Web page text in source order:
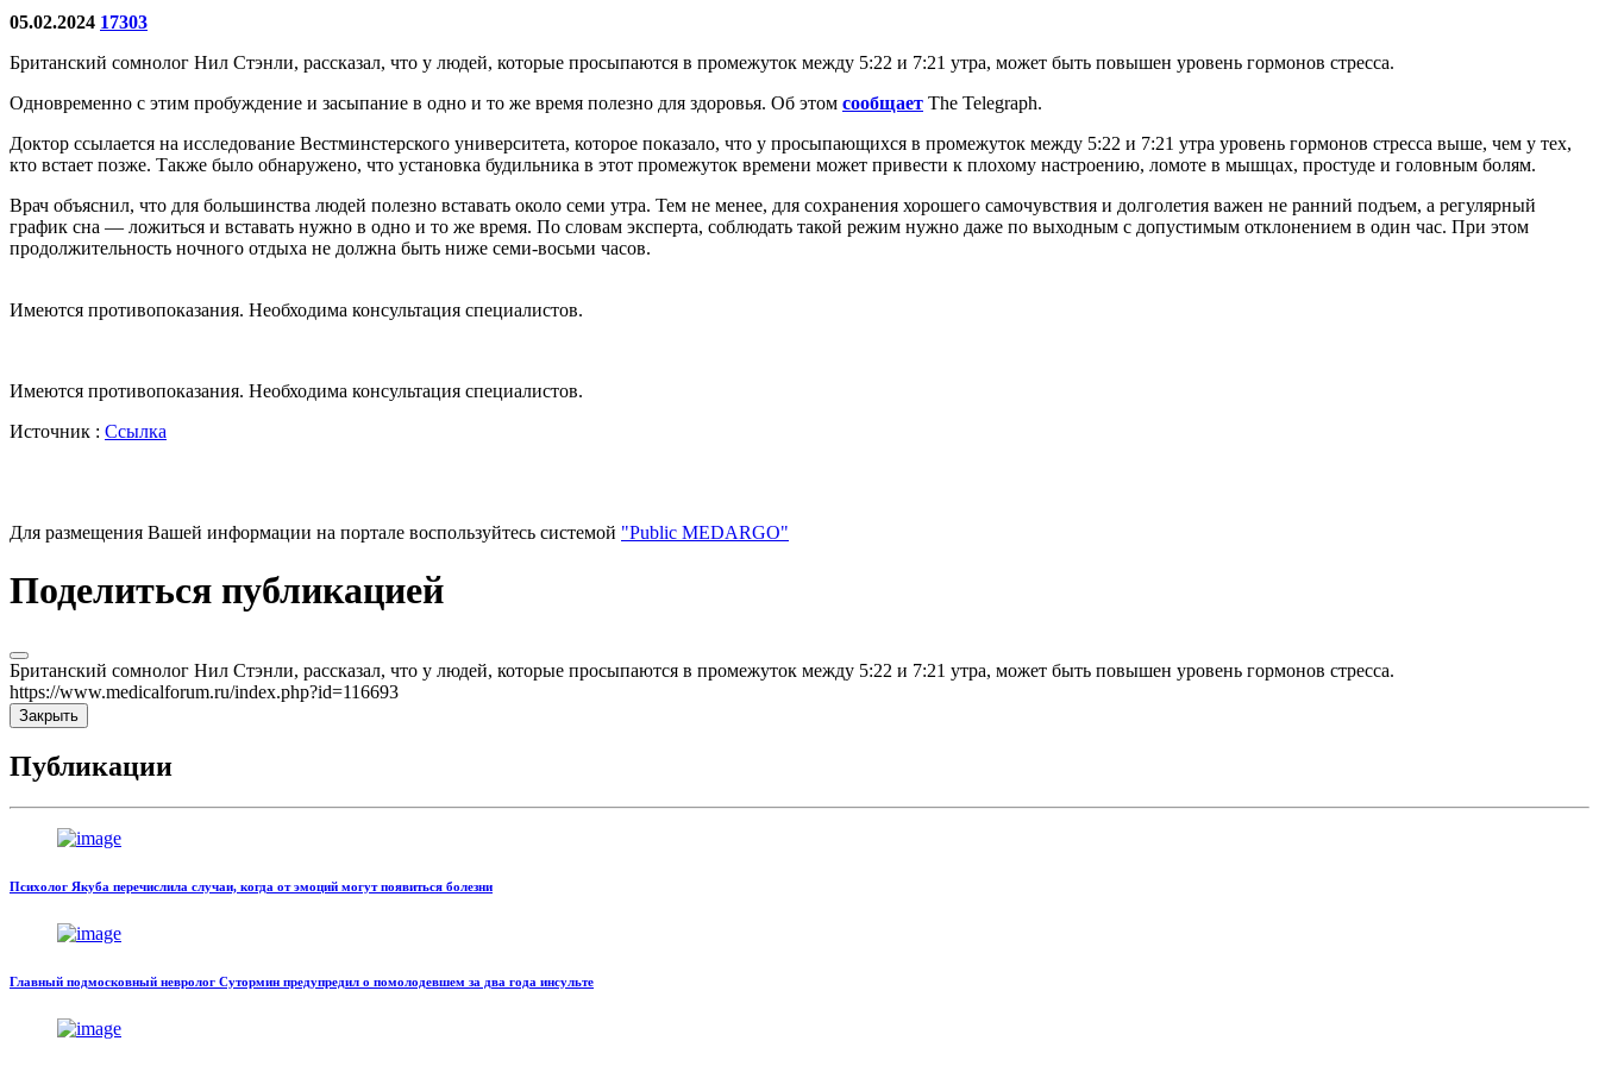
05.02.2024 17303
Британский сомнолог Нил Стэнли, рассказал, что у людей, которые просыпаются в промежуток между 5:22 и 7:21 утра, может быть повышен уровень гормонов стресса.
Одновременно с этим пробуждение и засыпание в одно и то же время полезно для здоровья. Об этом сообщает The Telegraph.
Доктор ссылается на исследование Вестминстерского университета, которое показало, что у просыпающихся в промежуток между 5:22 и 7:21 утра уровень гормонов стресса выше, чем у тех,
кто встает позже. Также было обнаружено, что установка будильника в этот промежуток времени может привести к плохому настроению, ломоте в мышцах, простуде и головным болям.
Врач объяснил, что для большинства людей полезно вставать около семи утра. Тем не менее, для сохранения хорошего самочувствия и долголетия важен не ранний подъем, а регулярный
график сна — ложиться и вставать нужно в одно и то же время. По словам эксперта, соблюдать такой режим нужно даже по выходным с допустимым отклонением в один час. При этом
продолжительность ночного отдыха не должна быть ниже семи-восьми часов.
Имеются противопоказания. Необходима консультация специалистов.
Имеются противопоказания. Необходима консультация специалистов.
Источник : Ссылка
Для размещения Вашей информации на портале воспользуйтесь системой "Public MEDARGO"
Поделиться публикацией
Британский сомнолог Нил Стэнли, рассказал, что у людей, которые просыпаются в промежуток между 5:22 и 7:21 утра, может быть повышен уровень гормонов стресса.
https://www.medicalforum.ru/index.php?id=116693
Закрыть
Публикации
Психолог Якуба перечислила случаи, когда от эмоций могут появиться болезни
Главный подмосковный невролог Сутормин предупредил о помолодевшем за два года инсульте